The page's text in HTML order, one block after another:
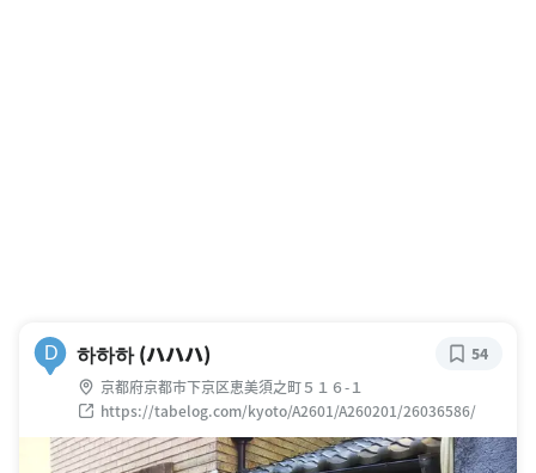
D 하하하 (ハハハ)
京都府京都市下京区恵美須之町５１６-１
https://tabelog.com/kyoto/A2601/A260201/26036586/
54